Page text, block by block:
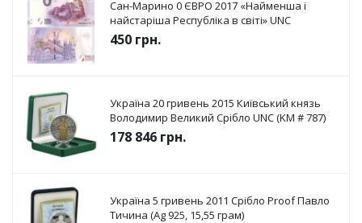
Сан-Марино 0 ЄВРО 2017 «Найменша і
найстаріша Республіка в світі» UNC
450 грн.
Україна 20 гривень 2015 Київський князь
Володимир Великий Срібло UNC (KM # 787)
178 846 грн.
Україна 5 гривень 2011 Срібло Proof Павло
Тичина (Ag 925, 15,55 грам)